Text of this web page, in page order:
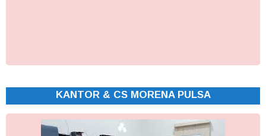
KANTOR & CS MORENA PULSA